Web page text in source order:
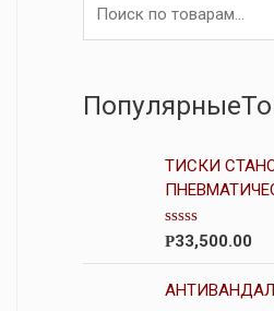
ТИСКИ
О
н
Р33,500.00